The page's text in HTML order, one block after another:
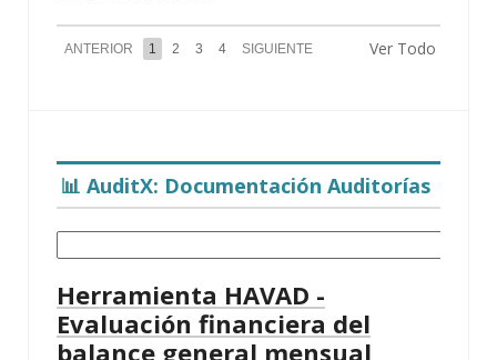
ANTERIOR 1 2 3 4 SIGUIENTE Ver Todo
📊 AuditX: Documentación Auditorías
Herramienta HAVAD -
Evaluación financiera del
balance general mensual